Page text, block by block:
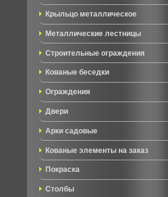
Крыльцо металлическое
Металлические лестницы
Строительные ограждения
Кованые беседки
Ограждения
Двери
Арки садовые
Кованые элементы на заказ
Покраска
Столбы